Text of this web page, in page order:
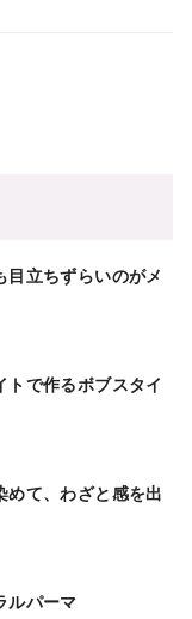
目立ちずらいのがメ
トで作るボブスタイ
めて、わざと感を出
ルパーマ